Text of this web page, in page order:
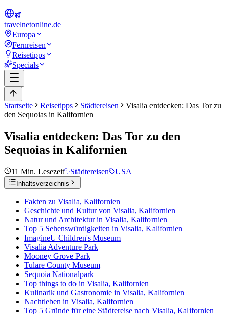
travelnetonline.de
Europa
Fernreisen
Reisetipps
Specials
Startseite Reisetipps Städtereisen
Visalia entdecken: Das Tor zu
den Sequoias in Kalifornien
Visalia entdecken: Das Tor zu den
Sequoias in Kalifornien
11 Min. Lesezeit Städtereisen USA
Inhaltsverzeichnis
Fakten zu Visalia, Kalifornien
Geschichte und Kultur von Visalia, Kalifornien
Natur und Architektur in Visalia, Kalifornien
Top 5 Sehenswürdigkeiten in Visalia, Kalifornien
ImagineU Children's Museum
Visalia Adventure Park
Mooney Grove Park
Tulare County Museum
Sequoia Nationalpark
Top things to do in Visalia, Kalifornien
Kulinarik und Gastronomie in Visalia, Kalifornien
Nachtleben in Visalia, Kalifornien
Top 5 Gründe für eine Städtereise nach Visalia, Kalifornien